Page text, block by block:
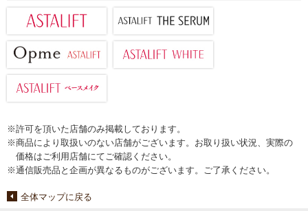
※許可を頂いた店舗のみ掲載しております。
※商品により取扱いのない店舗がございます。お取り扱い状況、実際の
価格はご利用店舗にてご確認ください。
※通信販売品と企画が異なるものがございます。ご了承ください。
全体マップに戻る